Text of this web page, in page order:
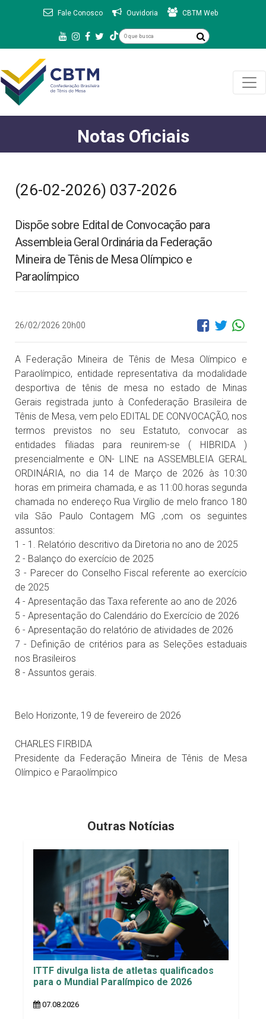
Fale Conosco Ouvidoria CBTM Web
Notas Oficiais
(26-02-2026) 037-2026
Dispõe sobre Edital de Convocação para
Assembleia Geral Ordinária da Federação
Mineira de Tênis de Mesa Olímpico e
Paraolímpico
26/02/2026 20h00
A Federação Mineira de Tênis de Mesa Olímpico e
Paraolímpico, entidade representativa da modalidade
desportiva de tênis de mesa no estado de Minas
Gerais registrada junto à Confederação Brasileira de
Tênis de Mesa, vem pelo EDITAL DE CONVOCAÇÃO, nos
termos previstos no seu Estatuto, convocar as
entidades filiadas para reunirem-se ( HIBRIDA )
presencialmente e ON- LINE na ASSEMBLEIA GERAL
ORDINÁRIA, no dia 14 de Março de 2026 às 10:30
horas em primeira chamada, e as 11:00.horas segunda
chamada no endereço Rua Virgílio de melo franco 180
vila São Paulo Contagem MG ,com os seguintes
assuntos:
1 - 1. Relatório descritivo da Diretoria no ano de 2025
2 - Balanço do exercício de 2025
3 - Parecer do Conselho Fiscal referente ao exercício
de 2025
4 - Apresentação das Taxa referente ao ano de 2026
5 - Apresentação do Calendário do Exercício de 2026
6 - Apresentação do relatório de atividades de 2026
7 - Definição de critérios para as Seleções estaduais
nos Brasileiros
8 - Assuntos gerais.
Belo Horizonte, 19 de fevereiro de 2026
CHARLES FIRBIDA
Presidente da Federação Mineira de Tênis de Mesa
Olímpico e Paraolímpico
Outras Notícias
ITTF divulga lista de atletas qualificados
para o Mundial Paralímpico de 2026
07.08.2026